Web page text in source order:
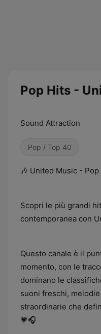
Pop Hits -
Sound Attraction
Pop / Top 40
🎶 United Music - Pop
Scopri le più grandi
contemporanea con
Questo canale è il
momento, con le
dominano le
suoni freschi,
straordinarie che
💗🎧